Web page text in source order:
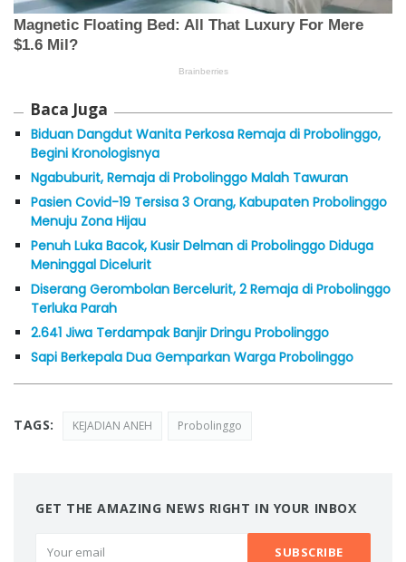
Baca Juga
Biduan Dangdut Wanita Perkosa Remaja di Probolinggo,
Begini Kronologisnya
Ngabuburit, Remaja di Probolinggo Malah Tawuran
Pasien Covid-19 Tersisa 3 Orang, Kabupaten Probolinggo
Menuju Zona Hijau
Penuh Luka Bacok, Kusir Delman di Probolinggo Diduga
Meninggal Dicelurit
Diserang Gerombolan Bercelurit, 2 Remaja di Probolinggo
Terluka Parah
2.641 Jiwa Terdampak Banjir Dringu Probolinggo
Sapi Berkepala Dua Gemparkan Warga Probolinggo
TAGS: KEJADIAN ANEH Probolinggo
GET THE AMAZING NEWS RIGHT IN YOUR INBOX